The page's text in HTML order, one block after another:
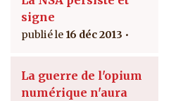
signe
16 déc 2013
La guerre de l'opium
numérique n'aura